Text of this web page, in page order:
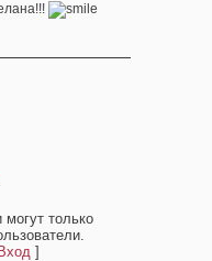
только
Вход]